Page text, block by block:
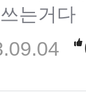
는거다